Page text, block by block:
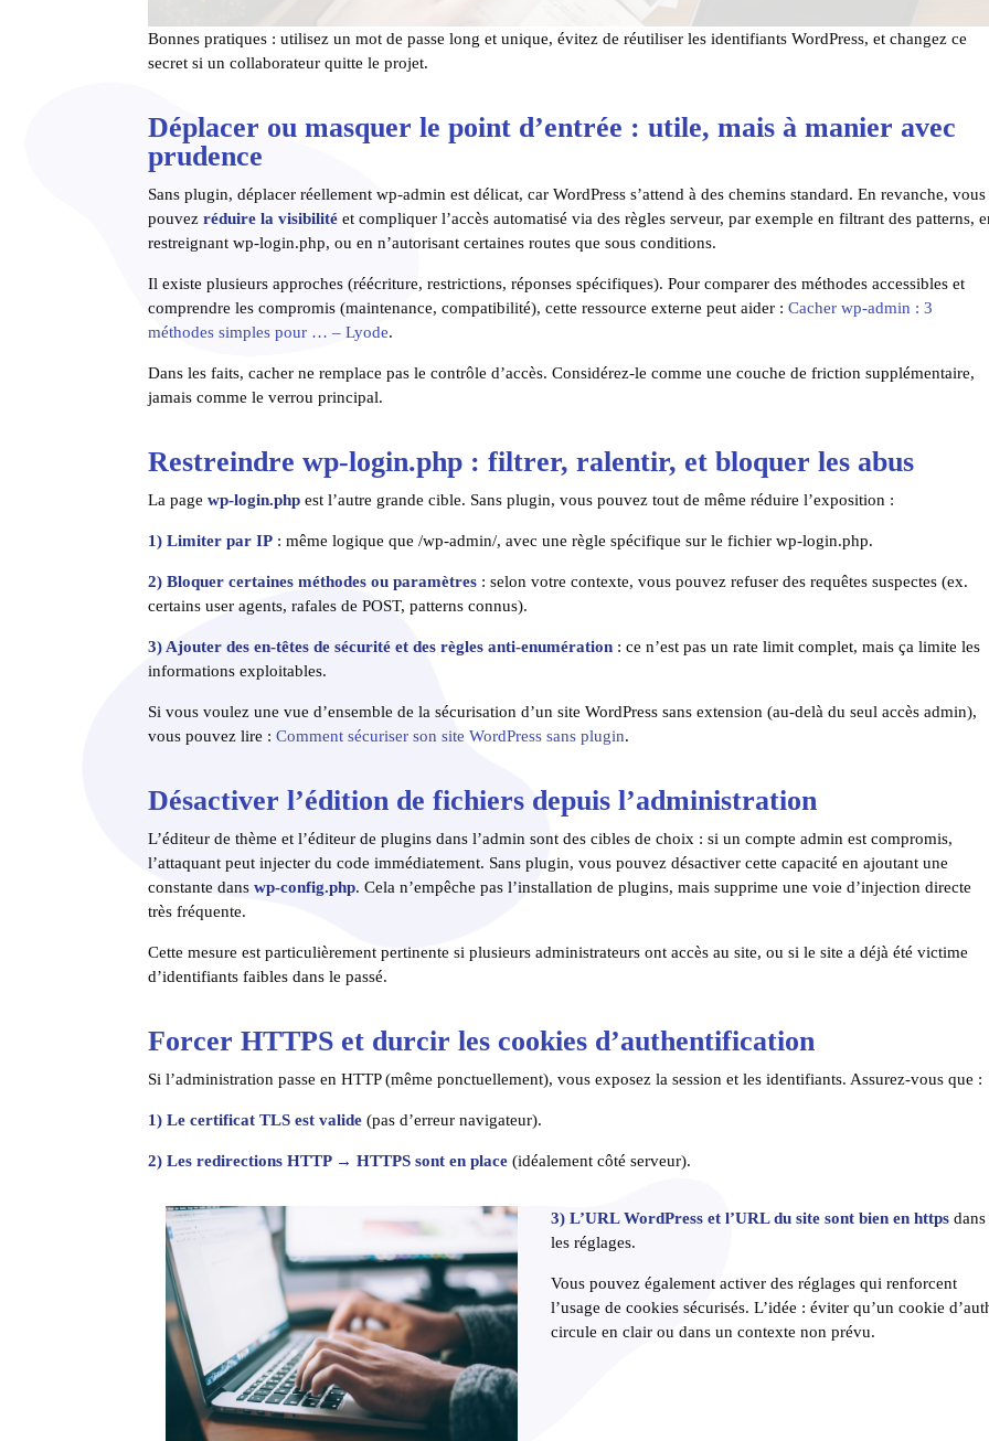
Bonnes pratiques : utilisez un mot de passe long et unique, évitez de réutiliser les identifiants WordPress, et changez ce
secret si un collaborateur quitte le projet.
Déplacer ou masquer le point d’entrée : utile, mais à manier avec
prudence
Sans plugin, déplacer réellement wp-admin est délicat, car WordPress s’attend à des chemins standard. En revanche, vous
pouvezréduire la visibilité et compliquer l’accès automatisé via des règles serveur, par exemple en filtrant des patterns,
restreignant wp-login.php, ou en n’autorisant certaines routes que sous conditions.
Il existe plusieurs approches (réécriture, restrictions, réponses spécifiques). Pour comparer des méthodes accessibles et
comprendre les compromis (maintenance, compatibilité), cette ressource externe peut aider :Cacher wp-admin : 3
méthodes simples pour … – Lyode.
Dans les faits, cacher ne remplace pas le contrôle d’accès. Considérez-le comme une couche de friction supplémentaire,
jamais comme le verrou principal.
Restreindre wp-login.php : filtrer, ralentir, et bloquer les abus
La pagewp-login.php est l’autre grande cible. Sans plugin, vous pouvez tout de même réduire l’exposition :
1) Limiter par IP : même logique que /wp-admin/, avec une règle spécifique sur le fichier wp-login.php.
2) Bloquer certaines méthodes ou paramètres : selon votre contexte, vous pouvez refuser des requêtes suspectes (ex.
certains user agents, rafales de POST, patterns connus).
3) Ajouter des en-têtes de sécurité et des règles anti-enumération : ce n’est pas un rate limit complet, mais ça limite les
informations exploitables.
Si vous voulez une vue d’ensemble de la sécurisation d’un site WordPress sans extension (au-delà du seul accès admin),
vous pouvez lire :Comment sécuriser son site WordPress sans plugin.
Désactiver l’édition de fichiers depuis l’administration
L’éditeur de thème et l’éditeur de plugins dans l’admin sont des cibles de choix : si un compte admin est compromis,
l’attaquant peut injecter du code immédiatement. Sans plugin, vous pouvez désactiver cette capacité en ajoutant une
constante danswp-config.php. Cela n’empêche pas l’installation de plugins, mais supprime une voie d’injection directe
très fréquente.
Cette mesure est particulièrement pertinente si plusieurs administrateurs ont accès au site, ou si le site a déjà été victime
d’identifiants faibles dans le passé.
Forcer HTTPS et durcir les cookies d’authentification
Si l’administration passe en HTTP (même ponctuellement), vous exposez la session et les identifiants. Assurez-vous que :
1) Le certificat TLS est valide (pas d’erreur navigateur).
2) Les redirections HTTP → HTTPS sont en place (idéalement côté serveur).
3) L’URL WordPress et l’URL du site sont bien en https dans
les réglages.
Vous pouvez également activer des réglages qui renforcent
l’usage de cookies sécurisés. L’idée : éviter qu’un cookie
circule en clair ou dans un contexte non prévu.